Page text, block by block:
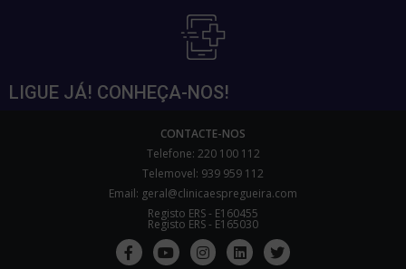
LIGUE JÁ! CONHEÇA-NOS!
CONTACTE-NOS
Telefone: 220 100 112
Telemovel: 939 959 112
Email: geral@clinicaespregueira.com
Registo ERS - E160455
Registo ERS - E165030